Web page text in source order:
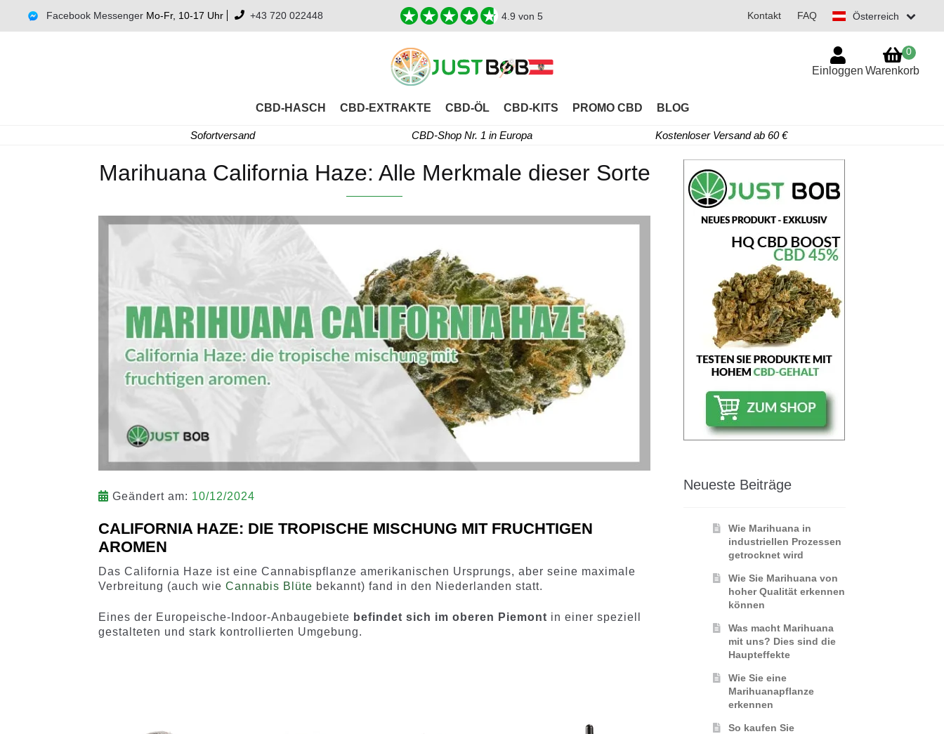
Facebook Messenger Mo-Fr, 10-17 Uhr +43 720 022448 4.9 von 5 Österreich
Kontakt FAQ
CBD-HASCH CBD-EXTRAKTE CBD-ÖL CBD-KITS PROMO CBD BLOG
Einloggen Warenkorb
0
Sofortversand CBD-Shop Nr. 1 in Europa Kostenloser Versand ab 60 €
Marihuana California Haze: Alle Merkmale dieser Sorte
Geändert am: 10/12/2024
CALIFORNIA HAZE: DIE TROPISCHE MISCHUNG MIT FRUCHTIGEN
AROMEN
Das California Haze ist eine Cannabispflanze amerikanischen Ursprungs, aber seine maximale
Verbreitung (auch wieCannabis Blüte bekannt) fand in den Niederlanden statt.
Eines der Europeische-Indoor-Anbaugebiete befindet sich im oberen Piemont in einer speziell
gestalteten und stark kontrollierten Umgebung.
Neueste Beiträge
Wie Marihuana in
industriellen Prozessen
getrocknet wird
Wie Sie Marihuana von
hoher Qualität erkennen
können
Was macht Marihuana
mit uns? Dies sind die
Haupteffekte
Wie Sie eine
Marihuanapflanze
erkennen
So kaufen Sie